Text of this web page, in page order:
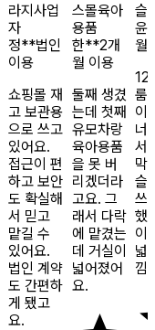
라지사업
자
정**법인
이용
쇼핑몰 재
고 보관용
으로 쓰고
있어요.
접근이 편
하고 보안
도 확실해
서 믿고
맡길 수
있어요.
법인 계약
도 간편하
게 됐고
요.
스몰육아
용품
한**2개
월 이용
둘째 생겼
는데 첫째
유모차랑
육아용품
을 못 버
리겠더라
고요. 그
래서 다락
에 맡겼는
데 거실이
넓어졌어
요.
슬
윤
월
12
룸
이
너
서
막
슬
쓰
했
이
넓
낌